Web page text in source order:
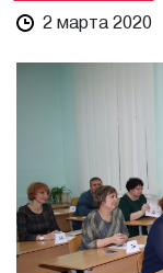
2 марта 2020